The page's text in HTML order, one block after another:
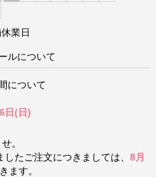
業日
ルについて
について
日(日)
。
たご注文につきましては、 8月
ます。